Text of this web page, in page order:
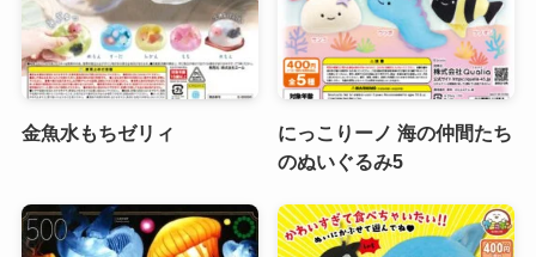
金魚水もちゼリィ
にっこりーノ 海の仲間たち
のぬいぐるみ5